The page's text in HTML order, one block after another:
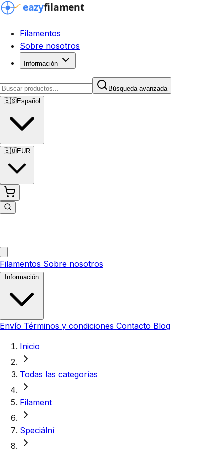
Filamentos
Sobre nosotros
Información
Búsqueda avanzada
🇪🇸Español
🇪🇺EUR
Filamentos Sobre nosotros
Envío Términos y condiciones Contacto Blog
Inicio
Todas las categorías
Filament
Speciální